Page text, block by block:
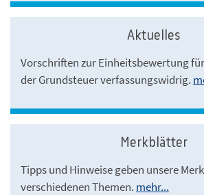
Aktuelles
Vorschriften zur Einheitsbewertung
der Grundsteuer verfassungswidrig.
Merkblätter
Tipps und Hinweise geben unsere
verschiedenen Themen. mehr...